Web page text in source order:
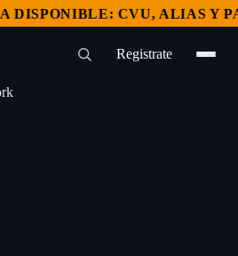
CVU, ALIAS Y PAGOS
Registrate